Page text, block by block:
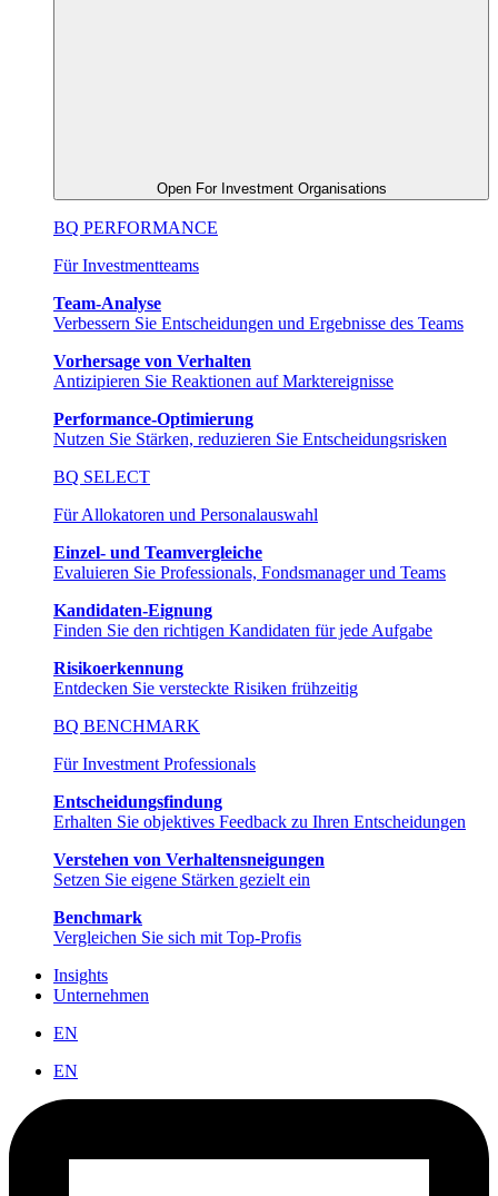
Open For Investment Organisations
BQ PERFORMANCE
Für Investmentteams
Team-Analyse
Verbessern Sie Entscheidungen und Ergebnisse des Teams
Vorhersage von Verhalten
Antizipieren Sie Reaktionen auf Marktereignisse
Performance-Optimierung
Nutzen Sie Stärken, reduzieren Sie Entscheidungsrisken
BQ SELECT
Für Allokatoren und Personalauswahl
Einzel- und Teamvergleiche
Evaluieren Sie Professionals, Fondsmanager und Teams
Kandidaten-Eignung
Finden Sie den richtigen Kandidaten für jede Aufgabe
Risikoerkennung
Entdecken Sie versteckte Risiken frühzeitig
BQ BENCHMARK
Für Investment Professionals
Entscheidungsfindung
Erhalten Sie objektives Feedback zu Ihren Entscheidungen
Verstehen von Verhaltensneigungen
Setzen Sie eigene Stärken gezielt ein
Benchmark
Vergleichen Sie sich mit Top-Profis
Insights
Unternehmen
EN
EN